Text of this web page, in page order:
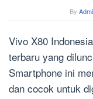
By
Vivo X80
terbaru yang
Smartphone ini
dan cocok untuk